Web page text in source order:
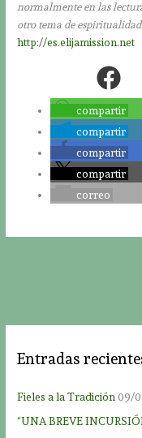
normalmente en las
otro tema de
http://es.elijamission.net
compartir
compartir
compartir
compartir
correo
Entradas
Fieles a la Tradición 09/
“UNA BREVE